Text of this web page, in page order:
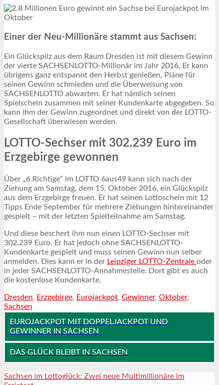
Einer der Neu-Millionäre stammt aus Sachsen:
Ein Glückspilz aus dem Raum Dresden ist mit diesem Gewinn
der vierte SACHSENLOTTO-Millionär im Jahr 2016. Er kann
übrigens ganz entspannt den Herbst genießen, Pläne für
seinen Gewinn schmieden und die Überweisung von
SACHSENLOTTO abwarten. Er hat nämlich seinen
Spielschein zusammen mit seiner Kundenkarte abgegeben. So
kann ihm der Gewinn zugeordnet und direkt von der LOTTO-
Gesellschaft überwiesen werden.
LOTTO-Sechser mit 302.239 Euro im
Erzgebirge gewonnen
Über „6 Richtige“ im LOTTO 6aus49 kann sich nach der
Ziehung am Samstag, dem 15. Oktober 2016, ein Glückspilz
aus dem Erzgebirge freuen. Er hat seinen Lottoschein mit 12
Tipps Ende September für mehrere Ziehungen hintereinander
gespielt – mit der letzten Spielteilnahme am Samstag.
Und diese beschert ihm nun einen LOTTO-Sechser mit
302.239 Euro. Er hat jedoch ohne SACHSENLOTTO-
Kundenkarte gespielt und muss seinen Gewinn nun selber
anmelden. Dies kann er in der Leipziger LOTTO-Zentrale oder
in jeder SACHSENLOTTO-Annahmestelle. Dort gibt es auch
die kostenlose Kundenkarte.
Dresden, Erzgebirge, Eurojackpot, Gewinner, Oktober,
Sachsen
EUROJACKPOT MIT DOPPELJACKPOT UND
GEWINNER IN SACHSEN
DAS GLÜCK BLEIBT IN SACHSEN
Sachsen im Lottoglück: Zwei neue Multimillionäre im